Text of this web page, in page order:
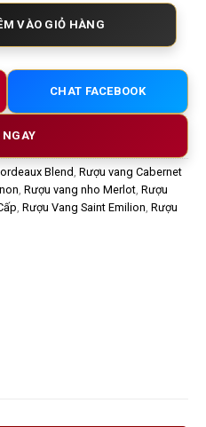
Mondot 2017 – Tinh
VÀO GIỎ HÀNG
CHAT FACEBOOK
NGAY
Blend, Rượu vang Cabernet
, Rượu vang nho Merlot, Rượu
, Rượu Vang Saint Emilion, Rượu